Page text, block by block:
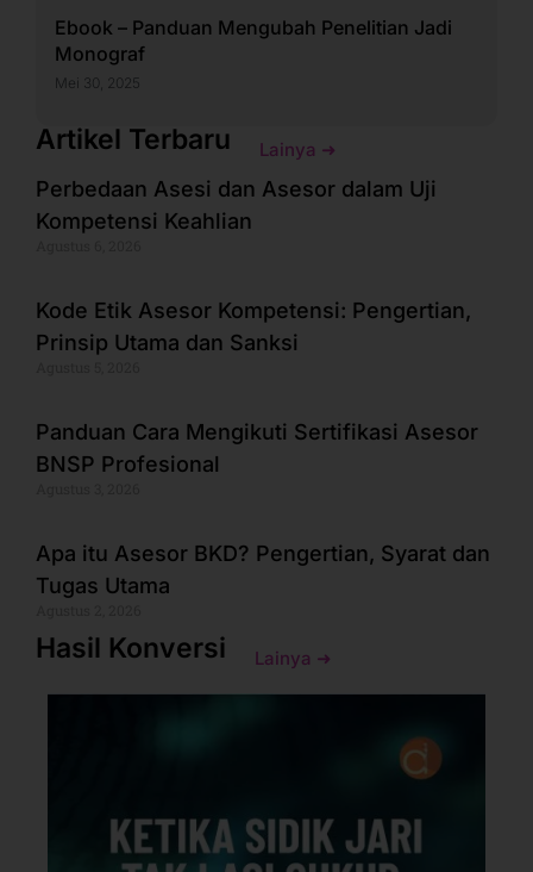
Ebook – Panduan Mengubah Penelitian Jadi
Monograf
Mei 30, 2025
Artikel Terbaru Lainya ➜
Perbedaan Asesi dan Asesor dalam Uji
Kompetensi Keahlian
Kode Etik Asesor Kompetensi: Pengertian,
Prinsip Utama dan Sanksi
Panduan Cara Mengikuti Sertifikasi Asesor
BNSP Profesional
Apa itu Asesor BKD? Pengertian, Syarat dan
Tugas Utama
Hasil Konversi Lainya ➜